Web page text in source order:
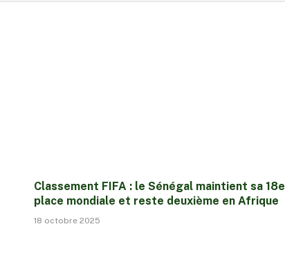
Classement FIFA : le Sénégal maintient sa 18e
place mondiale et reste deuxième en Afrique
18 octobre 2025